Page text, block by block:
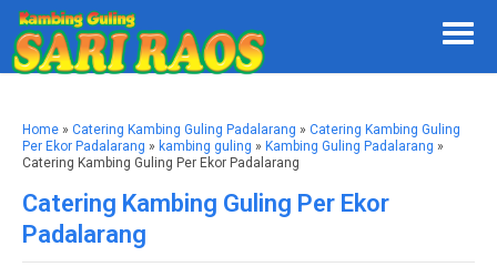
Home » Catering Kambing Guling Padalarang » Catering Kambing Guling
Per Ekor Padalarang » kambing guling » Kambing Guling Padalarang »
Catering Kambing Guling Per Ekor Padalarang
Catering Kambing Guling Per Ekor
Padalarang